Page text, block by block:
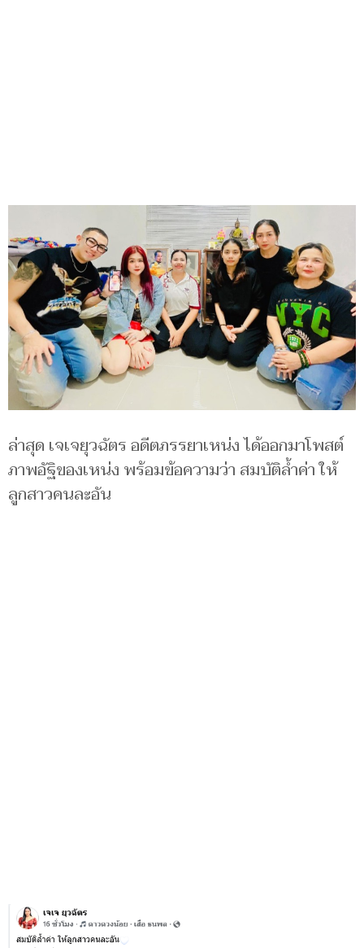
ล่าสุด เจเจยุวฉัตร อดีตภรรยาเหน่ง ได้ออกมาโพสต์
ภาพอัฐิของเหน่ง พร้อมข้อความว่า สมบัติล้ำค่า ให้
ลูกสาวคนละอัน